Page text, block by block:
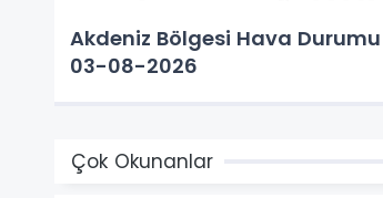
Akdeniz Bölgesi Hava Durumu
03-08-2026
Çok Okunanlar